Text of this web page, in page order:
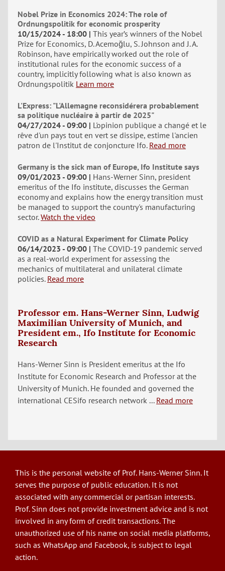
Nobel Prize in Economics 2024: The role of
Ordnungspolitik for economic prosperity
10/15/2024 - 18:00 This year’s winners of the Nobel
Prize for Economics, D. Acemoğlu, S. Johnson and J. A.
Robinson, have empirically worked out the role of
institutional rules for the economic success of a
country, implicitly following what is also known as
Ordnungspolitik Learn more
L'Express: "L'Allemagne reconsidérera probablement
sa politique nucléaire à partir de 2025"
04/27/2024 - 09:00
L'opinion publique a changé et le
rêve d'un pays tout en vert se dissipe, estime l'ancien
patron de l'Institut de conjoncture Ifo. Read more
Germany is the sick man of Europe, Ifo Institute says
09/01/2023 - 09:00
Hans-Werner Sinn, president
emeritus of the Ifo institute, discusses the German
economy and explains how the energy transition must
be managed to support the country's manufacturing
sector. Watch the video
COVID as a Natural Experiment for Climate Policy
06/14/2023 - 09:00 The COVID-19 pandemic served
as a real-world experiment for assessing the
mechanics of multilateral and unilateral climate
policies. Read more
Professor em. Hans-Werner Sinn, Ludwig
Maximilian University of Munich, and
President em., Ifo Institute for Economic
Research
Hans-Werner Sinn is President emeritus at the Ifo
Institute for Economic Research and Professor at the
University of Munich. He founded and governed the
international CESifo research network ... Read more
This is the personal website of Prof. Hans-Werner Sinn. It
serves the purpose of public education. It is not
associated with any commercial or partisan interests.
Prof. Sinn does not provide investment advice and is not
involved in any form of credit transactions. The
unauthorized use of his name on social media platforms,
such as WhatsApp and Facebook, is subject to legal
action.